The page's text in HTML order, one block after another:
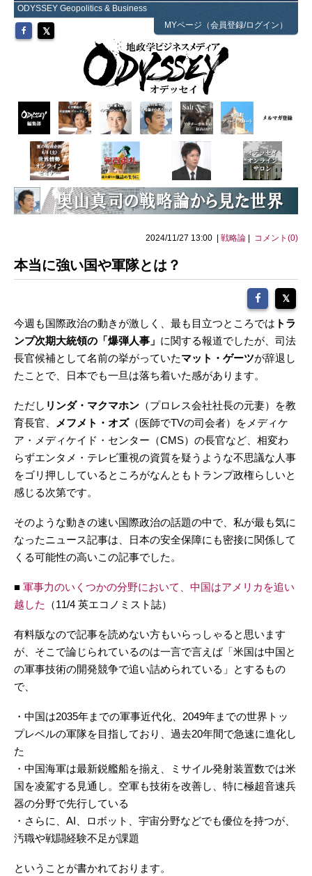
ODYSSEY Geopolitics & Business
MYページ（会員登録/ログイン）
2024/11/27 13:00 | 戦略論 | コメント(0)
本当に強い国や軍隊とは？
今週も国際政治の動きが激しく、最も目立つところでは トラ
ンプ次期大統領の「爆弾人事」 に関する報道でしたが、司法
長官候補として名前の挙がっていたマット・ゲーツが辞退し
たことで、日本でも一旦は落ち着いた感があります。
ただし リンダ・マクマホン （プロレス会社社長の元妻）を教
育長官、
メフメト・オズ（医師でTVの司会者）をメディケ
ア・メディケイド・センター（CMS）の長官など、相変わ
らずエンタメ・テレビ重視の資質を疑うような不思議な人事
をゴリ押ししているところがなんともトランプ政権らしいと
感じる次第です。
そのような動きの速い国際政治の話題の中で、私が最も気に
なったニュース記事は、日本の安全保障にも密接に関係して
くる可能性の高いこの記事でした。
■ 軍事力のいくつかの分野において、中国はアメリカを追い
越した
（11/4 英エコノミスト誌）
有料版なので記事を読めない方もいらっしゃると思います
が、そこで論じられているのは一言で言えば「米国は中国と
の軍事技術の開発競争で追い詰められている」とするもの
で、
・中国は2035年までの軍事近代化、2049年までの世界トッ
プレベルの軍隊を目指しており、過去20年間で急速に進化し
た
・中国海軍は最新鋭艦船を揃え、ミサイル発射装置数では米
国を凌駕する見通し。空軍も技術を改善し、特に極超音速兵
器の分野で先行している
・さらに、AI、ロボット、宇宙分野などでも優位を持つが、
汚職や戦闘経験不足が課題
ということが書かれております。